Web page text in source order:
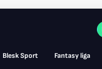
Blesk Sport Fantasy liga